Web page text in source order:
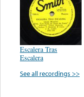
Escalera Tras
Escalera
See all recordings >>